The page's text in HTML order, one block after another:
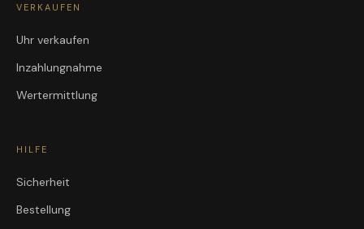
VERKAUFEN
Uhr verkaufen
Inzahlungnahme
Wertermittlung
HILFE
Sicherheit
Bestellung